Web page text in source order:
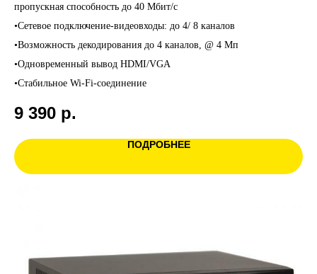
пропускная способность до 40 Мбит/с
•Сетевое подключение-видеовходы: до 4/ 8 каналов
•Возможность декодирования до 4 каналов, @ 4 Мп
•Одновременный вывод HDMI/VGA
•Стабильное Wi-Fi-соединение
9 390 р.
ПОДРОБНЕЕ